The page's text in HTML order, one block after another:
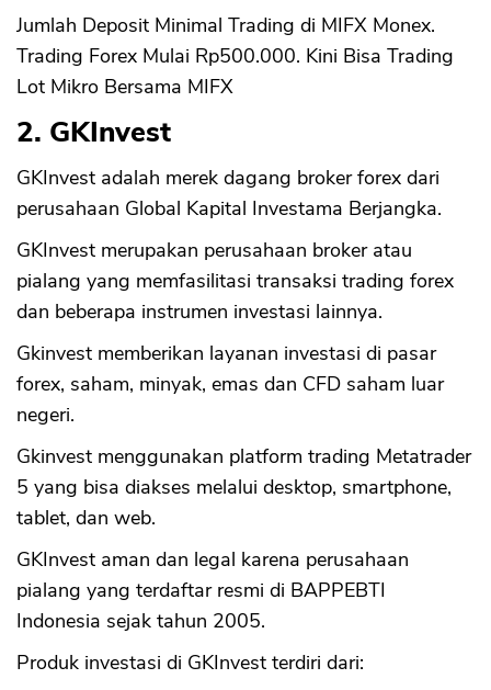
Jumlah Deposit Minimal Trading di MIFX Monex.
Trading Forex Mulai Rp500.000. Kini Bisa Trading
Lot Mikro Bersama MIFX
2. GKInvest
GKInvest adalah merek dagang broker forex dari
perusahaan Global Kapital Investama Berjangka.
GKInvest merupakan perusahaan broker atau
pialang yang memfasilitasi transaksi trading forex
dan beberapa instrumen investasi lainnya.
Gkinvest memberikan layanan investasi di pasar
forex, saham, minyak, emas dan CFD saham luar
negeri.
Gkinvest menggunakan platform trading Metatrader
5 yang bisa diakses melalui desktop, smartphone,
tablet, dan web.
GKInvest aman dan legal karena perusahaan
pialang yang terdaftar resmi di BAPPEBTI
Indonesia sejak tahun 2005.
Produk investasi di GKInvest terdiri dari: